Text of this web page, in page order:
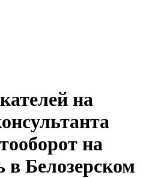
на
на
Белозерском